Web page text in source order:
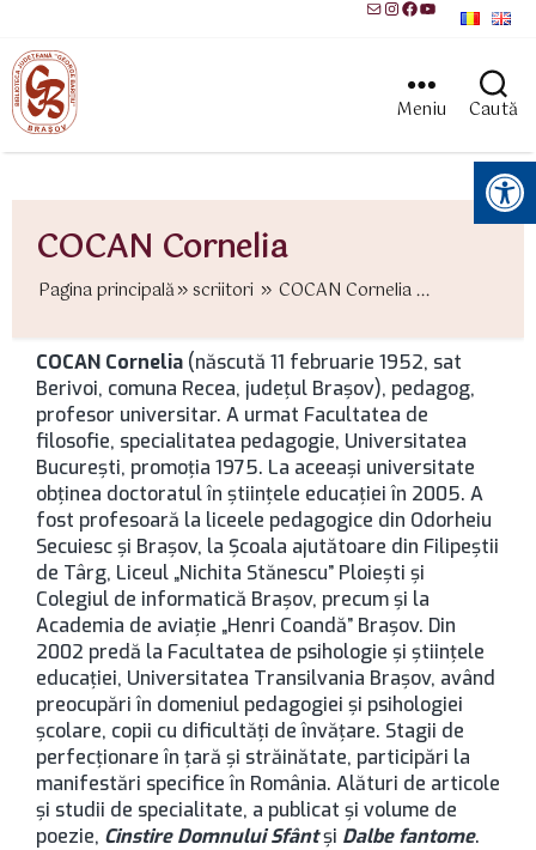
MailInstagram
Facebook
YouTube
Meniu Caută
Instrumente pentru accesibilitate
COCAN Cornelia
Pagina principală scriitori COCAN Cornelia ...
COCAN Cornelia (născută 11 februarie 1952, sat
Berivoi, comuna Recea, județul Brașov), pedagog,
profesor universitar. A urmat Facultatea de
filosofie, specialitatea pedagogie, Universitatea
București, promoția 1975. La aceeași universitate
obținea doctoratul în științele educației în 2005. A
fost profesoară la liceele pedagogice din Odorheiu
Secuiesc și Brașov, la Școala ajutătoare din Filipeștii
de Târg, Liceul „Nichita Stănescu” Ploiești și
Colegiul de informatică Brașov, precum și la
Academia de aviație „Henri Coandă” Brașov. Din
2002 predă la Facultatea de psihologie și științele
educației, Universitatea Transilvania Brașov, având
preocupări în domeniul pedagogiei și psihologiei
școlare, copii cu dificultăți de învățare. Stagii de
perfecționare în țară și străinătate, participări la
manifestări specifice în România. Alături de articole
și studii de specialitate, a publicat și volume de
poezie, Cinstire Domnului Sfântși Dalbe fantome.